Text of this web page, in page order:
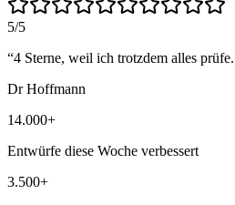
5/5
“4 Sterne, weil ich trotzdem alles
Dr Hoffmann
14.000+
Entwürfe diese Woche verbessert
3.500+